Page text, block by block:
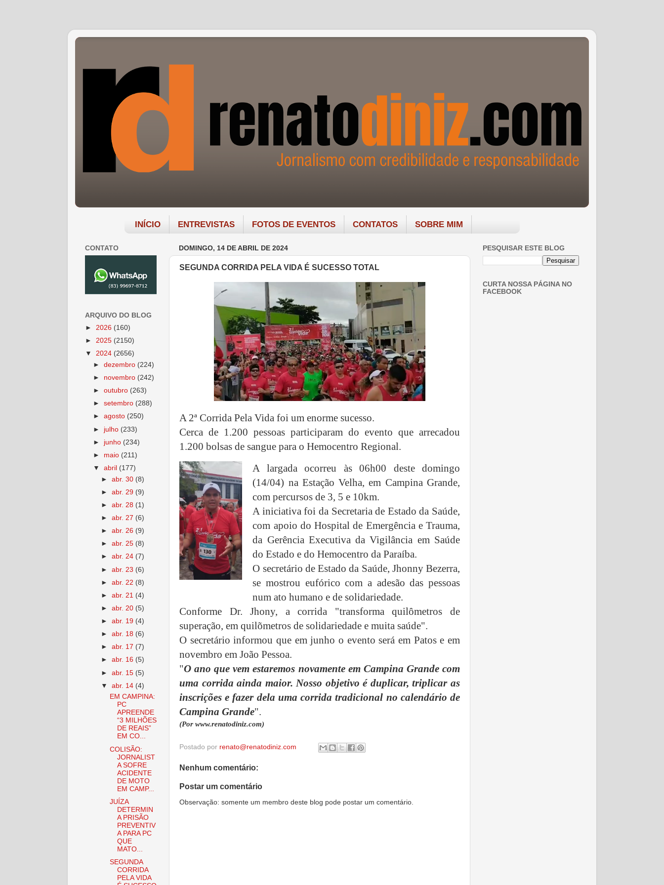
INÍCIO ENTREVISTAS FOTOS DE EVENTOS CONTATOS SOBRE MIM
DOMINGO, 14 DE ABRIL DE 2024
SEGUNDA CORRIDA PELA VIDA É SUCESSO TOTAL
A 2ª Corrida Pela Vida foi um enorme sucesso.
Cerca de 1.200 pessoas participaram do evento que arrecadou
1.200 bolsas de sangue para o Hemocentro Regional.
A largada ocorreu às 06h00 deste domingo
(14/04) na Estação Velha, em Campina Grande,
com percursos de 3, 5 e 10km.
A iniciativa foi da Secretaria de Estado da Saúde,
com apoio do Hospital de Emergência e Trauma,
da Gerência Executiva da Vigilância em Saúde
do Estado e do Hemocentro da Paraíba.
O secretário de Estado da Saúde, Jhonny Bezerra,
se mostrou eufórico com a adesão das pessoas
num ato humano e de solidariedade.
Conforme Dr. Jhony, a corrida "transforma quilômetros de
superação, em quilõmetros de solidariedade e muita saúde".
O secretário informou que em junho o evento será em Patos e em
novembro em João Pessoa.
"O ano que vem estaremos novamente em Campina Grande com
uma corrida ainda maior. Nosso objetivo é duplicar, triplicar as
inscrições e fazer dela uma corrida tradicional no calendário de
Campina Grande".
(Por www.renatodiniz.com)
Postado por renato@renatodiniz.com
Nenhum comentário:
Postar um comentário
Observação: somente um membro deste blog pode postar um comentário.
CONTATO
ARQUIVO DO BLOG
► 2026 (160)
► 2025 (2150)
▼ 2024 (2656)
►dezembro (224)
► novembro (242)
►outubro (263)
►setembro (288)
►agosto (250)
► julho (233)
► junho (234)
► maio (211)
▼abril (177)
►abr. 30 (8)
►abr. 29 (9)
►abr. 28 (1)
►abr. 27 (6)
►abr. 26 (9)
►abr. 25 (8)
►abr. 24 (7)
►abr. 23 (6)
►abr. 22 (8)
►abr. 21 (4)
►abr. 20 (5)
►abr. 19 (4)
►abr. 18 (6)
►abr. 17 (7)
►abr. 16 (5)
►abr. 15 (5)
▼abr. 14 (4)
EM CAMPINA:
PC
APREENDE
“3 MILHÕES
DE REAIS”
EM CO...
COLISÃO:
JORNALIST
A SOFRE
ACIDENTE
DE MOTO
EM CAMP...
JUÍZA
DETERMIN
A PRISÃO
PREVENTIV
A PARA PC
QUE
MATO...
SEGUNDA
CORRIDA
PELA VIDA
PESQUISAR ESTE BLOG
CURTA NOSSA PÁGINA NO
FACEBOOK